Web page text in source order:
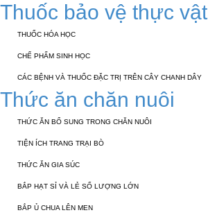
Thuốc bảo vệ thực vật
THUỐC HÓA HỌC
CHẾ PHẨM SINH HỌC
CÁC BỆNH VÀ THUỐC ĐẶC TRỊ TRÊN CÂY CHANH DÂY
Thức ăn chăn nuôi
THỨC ĂN BỔ SUNG TRONG CHĂN NUÔI
TIỆN ÍCH TRANG TRẠI BÒ
THỨC ĂN GIA SÚC
BẮP HẠT SỈ VÀ LẺ SỐ LƯỢNG LỚN
BẮP Ủ CHUA LÊN MEN